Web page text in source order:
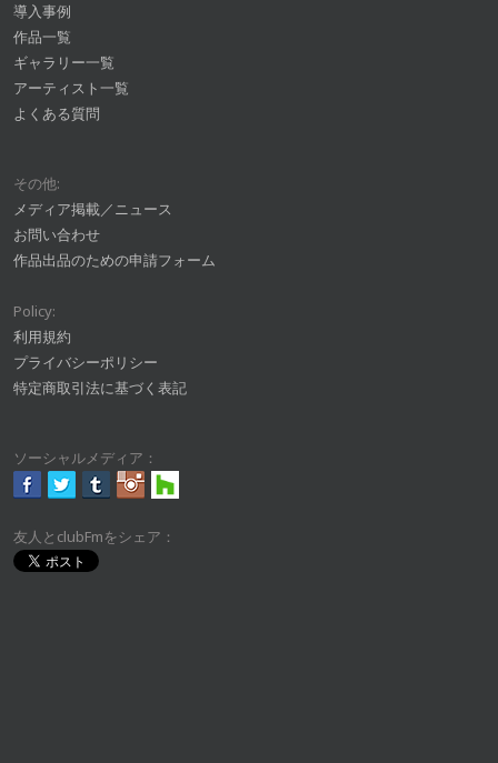
導入事例
作品一覧
ギャラリー一覧
アーティスト一覧
よくある質問
その他:
メディア掲載／ニュース
お問い合わせ
作品出品のための申請フォーム
Policy:
利用規約
プライバシーポリシー
特定商取引法に基づく表記
ソーシャルメディア：
友人とclubFmをシェア：